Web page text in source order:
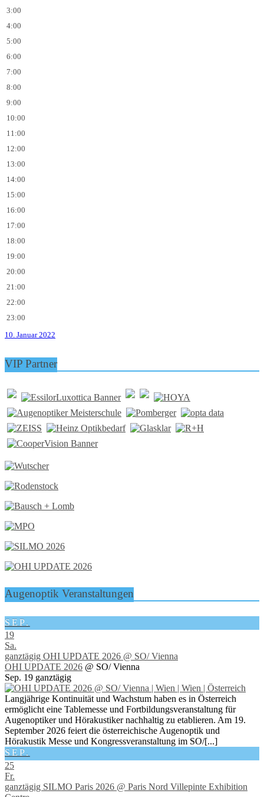
3:00
4:00
5:00
6:00
7:00
8:00
9:00
10:00
11:00
12:00
13:00
14:00
15:00
16:00
17:00
18:00
19:00
20:00
21:00
22:00
23:00
10. Januar 2022
VIP Partner
Augenoptik Veranstaltungen
SEP.
19
Sa.
ganztägig OHI UPDATE 2026 @ SO/ Vienna
OHI UPDATE 2026 @ SO/ Vienna
Sep. 19 ganztägig
Langjährige Kontinuität und Wachstum haben es in Österreich
ermöglicht eine Tablemesse und Fortbildungsveranstaltung für
Augenoptiker und Hörakustiker nachhaltig zu etablieren. Am 19.
September 2026 feiert die österreichische Augenoptik und
Hörakustik Messe und Kongressveranstaltung im SO/[...]
SEP.
25
Fr.
ganztägig SILMO Paris 2026 @ Paris Nord Villepinte Exhibition